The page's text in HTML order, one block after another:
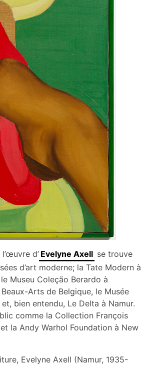
d’ Evelyne Axell se trouve
d’art moderne; la Tate Modern à
Museu Coleção Berardo à
Arts de Belgique, le Musée
bien entendu, Le Delta à Namur.
comme la Collection François
la Andy Warhol Foundation à New
Evelyne Axell (Namur, 1935-